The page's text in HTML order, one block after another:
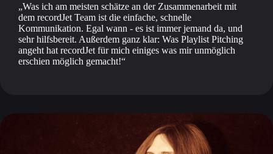
Was ich am meisten schätze an der Zusammenarbeit mit
dem recordJet Team ist die einfache, schnelle
Kommunikation. Egal wann - es ist immer jemand da, und
sehr hilfsbereit. Außerdem ganz klar: Was Playlist Pitching
angeht hat recordJet für mich einiges was mir unmöglich
erschien möglich gemacht!